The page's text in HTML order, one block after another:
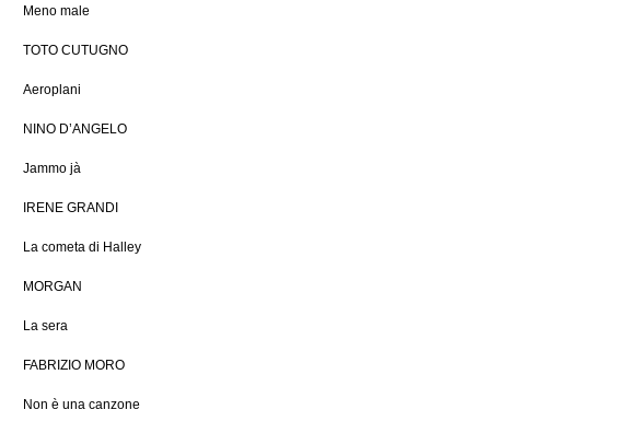
Meno male
TOTO CUTUGNO
Aeroplani
NINO D’ANGELO
Jammo jà
IRENE GRANDI
La cometa di Halley
MORGAN
La sera
FABRIZIO MORO
Non è una canzone